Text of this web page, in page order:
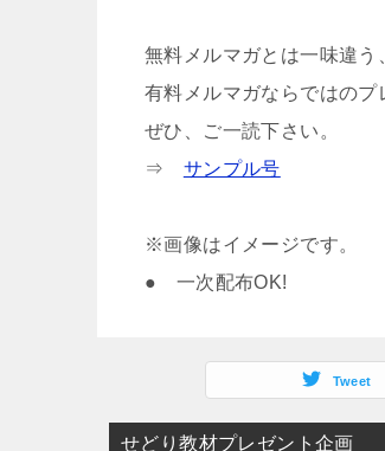
無料メルマガとは一味違う
有料メルマガならではのプ
ぜひ、ご一読下さい。
⇒ サンプル号
※画像はイメージです。
● 一次配布OK!
Tweet
せどり教材プレゼント企画